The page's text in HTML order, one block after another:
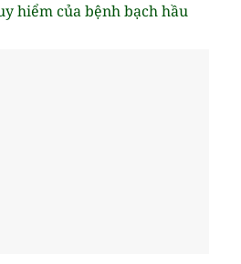
hiểm của bệnh bạch hầu